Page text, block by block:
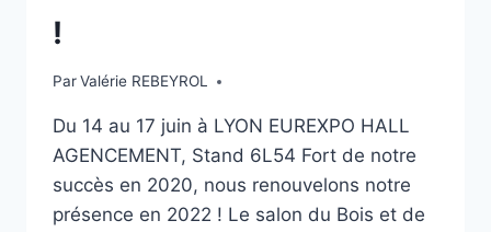
!
ParValérie REBEYROL
Du 14 au 17 juin à LYON EUREXPO HALL
AGENCEMENT, Stand 6L54 Fort de notre
succès en 2020, nous renouvelons notre
présence en 2022 ! Le salon du Bois et de